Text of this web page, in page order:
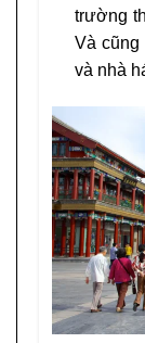
trường
Và
và nhà